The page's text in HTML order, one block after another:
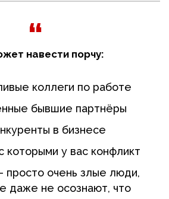
навести порчу:
коллеги по работе
бывшие партнёры
в бизнесе
которыми у вас конфликт
просто очень злые люди,
даже не осознают, что